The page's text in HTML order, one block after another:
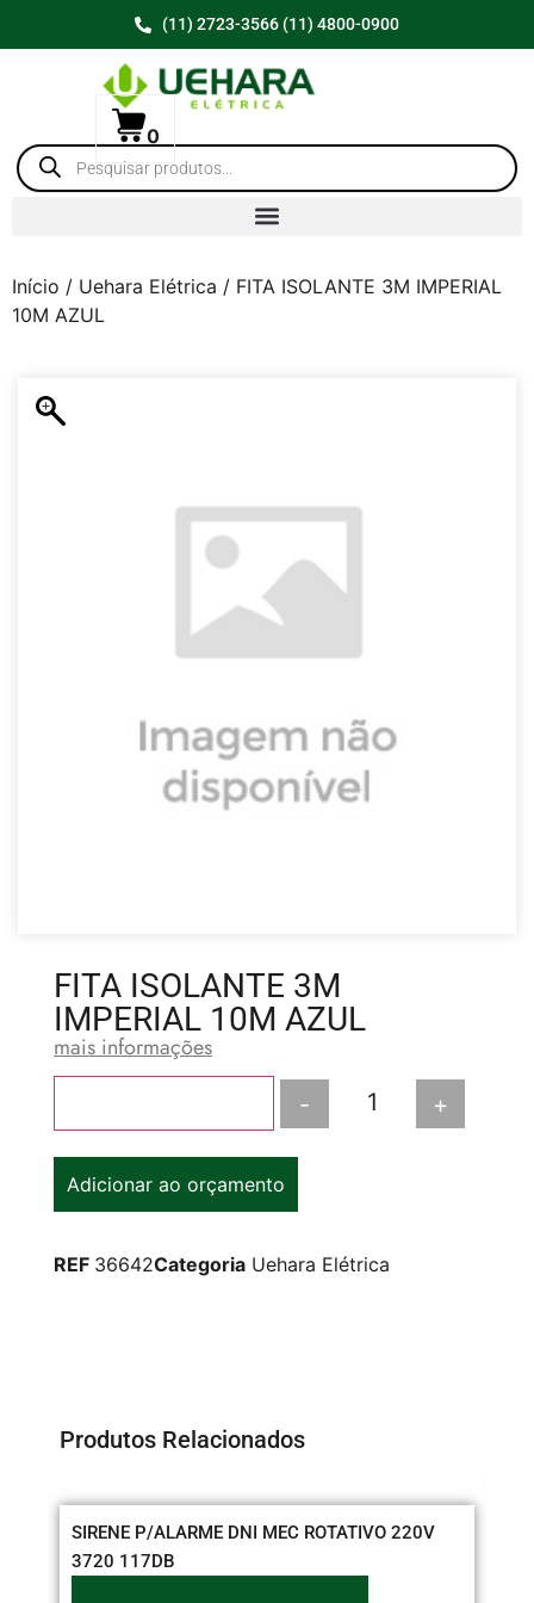
(11) 2723-3566 (11) 4800-0900
0
Início / Uehara Elétrica / FITA ISOLANTE 3M IMPERIAL
10M AZUL
FITA ISOLANTE 3M
IMPERIAL 10M AZUL
mais informações
- +
Adicionar ao orçamento
REF 36642Categoria Uehara Elétrica
Produtos Relacionados
SIRENE P/ALARME DNI MEC ROTATIVO 220V
3720 117DB